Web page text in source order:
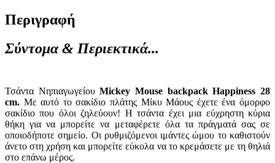
Περιγραφή
Σύντομα & Περιεκτικά...
Τσάντα ΝηπιαγωγείουMickey Mouse backpack Happiness 28
cm. Με αυτό το σακίδιο πλάτης Μίκυ Μάους έχετε ένα όμορφο
σακίδιο που όλοι ζηλεύουν! Η τσάντα έχει μια εύχρηστη κύρια
θήκη για να μπορείτε να μεταφέρετε όλα τα πράγματά σας σε
οποιοδήποτε σημείο. Οι ρυθμιζόμενοι ιμάντες ώμου το καθιστούν
άνετο στη χρήση και μπορείτε εύκολα να το κρεμάσετε με τη θηλιά
στο επάνω μέρος.